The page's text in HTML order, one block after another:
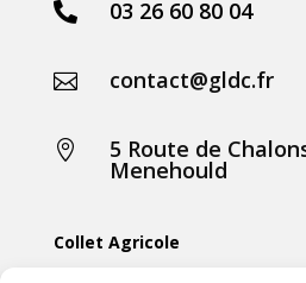
 03 26 60 80 04
 contact@gldc.fr
 5 Route de
Menehould
Collet Agricole